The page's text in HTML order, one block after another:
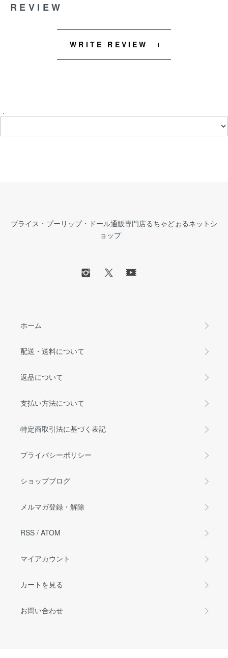
REVIEW
WRITE REVIEW
.
ブライス・プーリップ・ドール通販専門店るちゃどぉるネットシ
ョップ
ホーム
配送・送料について
返品について
支払い方法について
特定商取引法に基づく表記
プライバシーポリシー
ショップブログ
メルマガ登録・解除
RSS / ATOM
マイアカウント
カートを見る
お問い合わせ